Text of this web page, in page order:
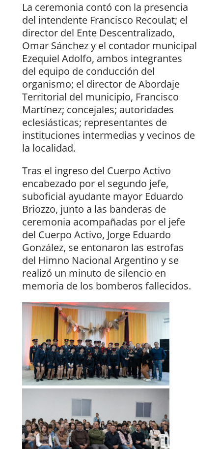
La ceremonia contó con la presencia
del intendente Francisco Recoulat; el
director del Ente Descentralizado,
Omar Sánchez y el contador municipal
Ezequiel Adolfo, ambos integrantes
del equipo de conducción del
organismo; el director de Abordaje
Territorial del municipio, Francisco
Martínez; concejales; autoridades
eclesiásticas; representantes de
instituciones intermedias y vecinos de
la localidad.
Tras el ingreso del Cuerpo Activo
encabezado por el segundo jefe,
suboficial ayudante mayor Eduardo
Briozzo, junto a las banderas de
ceremonia acompañadas por el jefe
del Cuerpo Activo, Jorge Eduardo
González, se entonaron las estrofas
del Himno Nacional Argentino y se
realizó un minuto de silencio en
memoria de los bomberos fallecidos.